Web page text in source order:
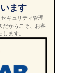
ます
キュリティ管理
だからこそ、お客
ます。